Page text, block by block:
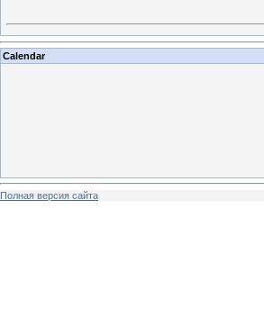
Calendar
Полная версия сайта